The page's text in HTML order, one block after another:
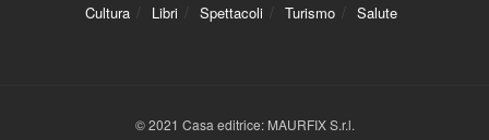
Cultura Libri Spettacoli Turismo Salute
© 2021 Casa editrice: MAURFIX S.r.l.